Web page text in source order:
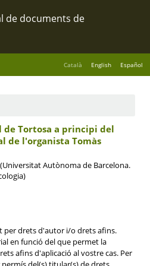
Català English Español
de Tortosa a principi del
de l'organista Tomàs
(Universitat Autònoma de Barcelona.
per drets d'autor i/o drets afins.
en funció del que permet la
afins d'aplicació al vostre cas. Per